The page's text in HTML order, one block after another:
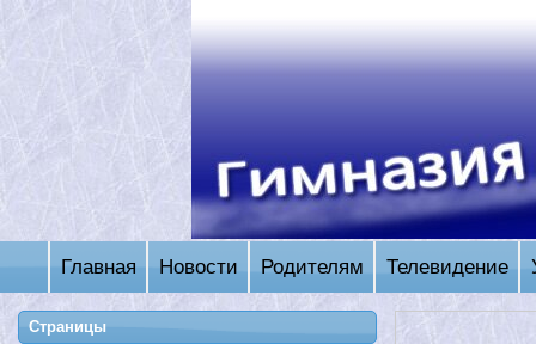
Главная Новости Родителям Телевидение
Страницы